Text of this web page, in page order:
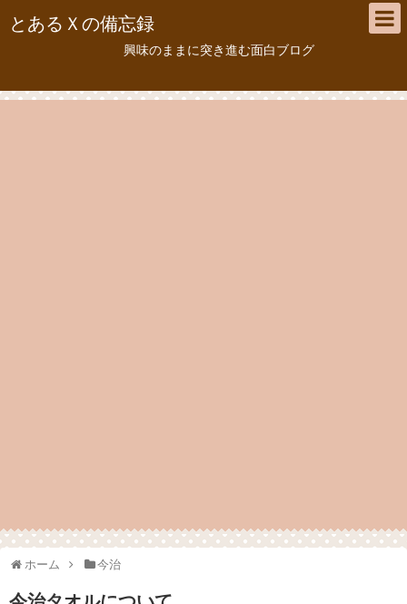
とあるＸの備忘録
興味のままに突き進む面白ブログ
ホーム 今治